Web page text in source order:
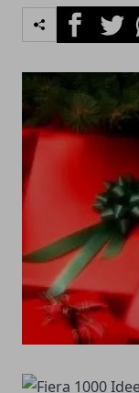
Facebook